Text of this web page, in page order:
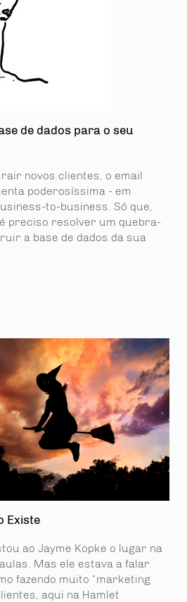
de dados para o seu
novos clientes, o email
poderosíssima - em
to-business. Só que,
preciso resolver um quebra-
a base de dados da sua
Existe
ao Jayme Kopke o lugar na
Mas ele estava a falar
fazendo muito “marketing
aqui na Hamlet